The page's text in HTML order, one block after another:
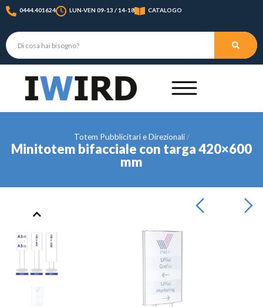
0444.401624 LUN-VEN 09-13 / 14-18 CATALOGO
Totem Pubblicitari e Direzionali
Minitotem bifacciale con targa 420×600
mm